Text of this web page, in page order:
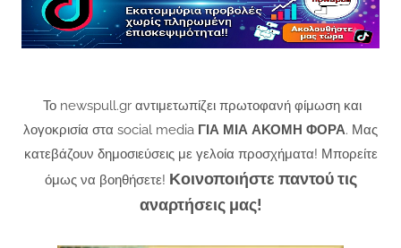
Το newspull.gr αντιμετωπίζει πρωτοφανή φίμωση και
λογοκρισία στα social media ΓΙΑ ΜΙΑ ΑΚΟΜΗ ΦΟΡΑ. Μας
κατεβάζουν δημοσιεύσεις με γελοία προσχήματα! Μπορείτε
όμως να βοηθήσετε! Κοινοποιήστε παντού τις
αναρτήσεις μας!